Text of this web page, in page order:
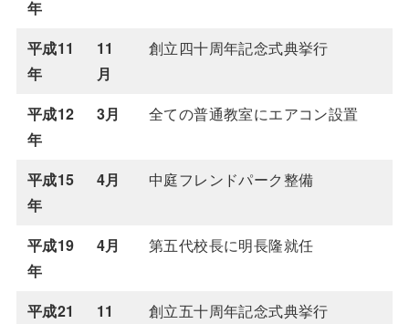
年
平成11
年
11
月
創立四十周年記念式典挙行
平成12
年
3月 全ての普通教室にエアコン設置
平成15
年
4月 中庭フレンドパーク整備
平成19
年
4月 第五代校長に明長隆就任
平成21
11
創立五十周年記念式典挙行